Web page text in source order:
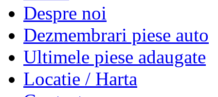
Despre noi
Dezmembrari piese auto
Ultimele piese adaugate
Locatie / Harta